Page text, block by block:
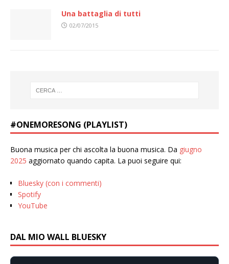
Una battaglia di tutti
02/07/2015
#ONEMORESONG (PLAYLIST)
Buona musica per chi ascolta la buona musica. Da giugno
2025 aggiornato quando capita. La puoi seguire qui:
Bluesky (con i commenti)
Spotify
YouTube
DAL MIO WALL BLUESKY